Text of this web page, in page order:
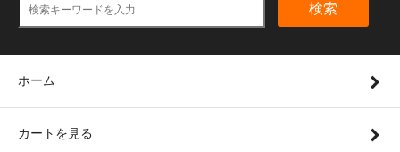
検索
ホーム
カートを見る